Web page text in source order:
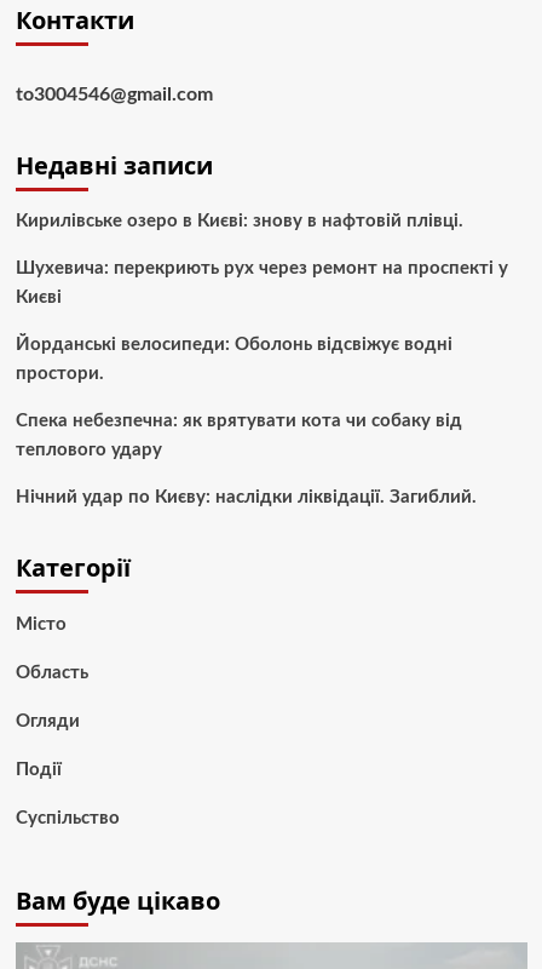
Контакти
to3004546@gmail.com
Недавні записи
Кирилівське озеро в Києві: знову в нафтовій плівці.
Шухевича: перекриють рух через ремонт на проспекті у
Києві
Йорданські велосипеди: Оболонь відсвіжує водні
простори.
Спека небезпечна: як врятувати кота чи собаку від
теплового удару
Нічний удар по Києву: наслідки ліквідації. Загиблий.
Категорії
Місто
Область
Огляди
Події
Суспільство
Вам буде цікаво